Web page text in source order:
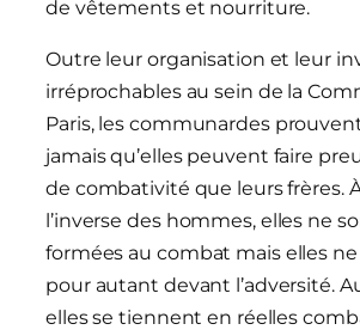
de vêtements et nourriture.
Outre leur organisation et leur
irréprochables au sein de la
Paris, les communardes
jamais qu’elles peuvent faire
de combativité que leurs frères. À
l’inverse des hommes, elles ne
formées au combat mais elles
pour autant devant l’adversité.
elles se tiennent en réelles